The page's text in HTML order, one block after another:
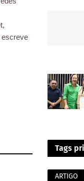
escreve
Tags
ARTIGO